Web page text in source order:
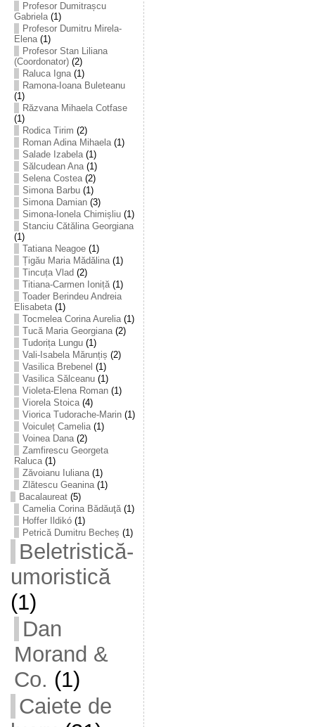
Profesor Dumitrașcu
Gabriela(1)
Profesor Dumitru Mirela-
Elena(1)
Profesor Stan Liliana
(Coordonator)(2)
Raluca Igna(1)
Ramona-Ioana Buleteanu
(1)
Răzvana Mihaela Cotfase
(1)
Rodica Tirim (2)
Roman Adina Mihaela(1)
Salade Izabela(1)
Sălcudean Ana(1)
Selena Costea(2)
Simona Barbu(1)
Simona Damian(3)
Simona-Ionela Chimișliu(1)
Stanciu Cătălina Georgiana
(1)
Tatiana Neagoe(1)
Țigău Maria Mădălina(1)
Tincuța Vlad (2)
Titiana-Carmen Ioniță(1)
Toader Berindeu Andreia
Elisabeta(1)
Tocmelea Corina Aurelia(1)
Tucă Maria Georgiana(2)
Tudorița Lungu(1)
Vali-Isabela Mărunțiș (2)
Vasilica Brebenel (1)
Vasilica Sălceanu(1)
Violeta-Elena Roman(1)
Viorela Stoica(4)
Viorica Tudorache-Marin(1)
Voiculeț Camelia(1)
Voinea Dana(2)
Zamfirescu Georgeta
Raluca(1)
Zăvoianu Iuliana(1)
Zlătescu Geanina(1)
Bacalaureat(5)
Camelia Corina Bădăuţă(1)
Hoffer Ildikó(1)
Petrică Dumitru Becheș (1)
Beletristică-
umoristică
(1)
Dan
Morand &
Co. (1)
Caiete de